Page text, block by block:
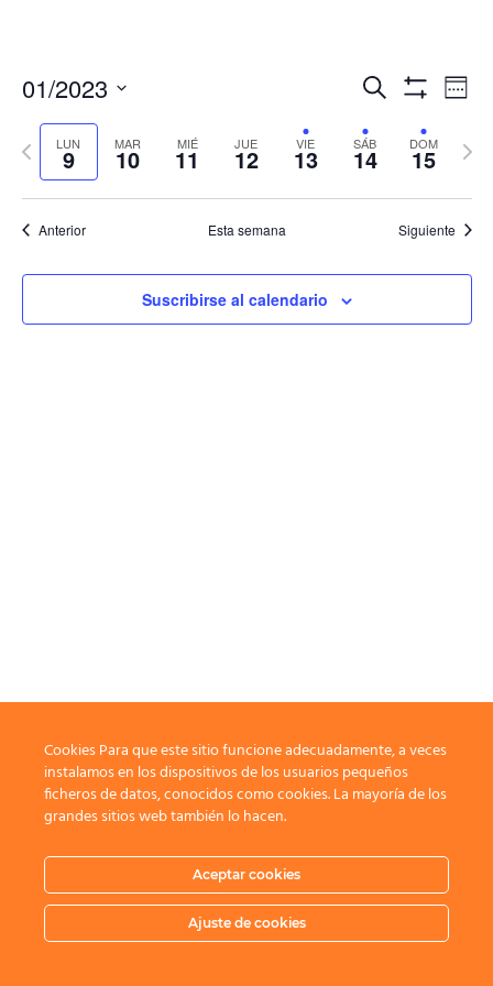
búsqueda
y
vistas
Buscar
de
de
01/2023
fecha.LUN
9 MAR
10 MIÉ
11 JUE
12 VIE
13 SÁB
14 DOM
15
Semana
anterior
Anterior Esta semana Siguiente
Suscribirse al calendario
Cookies Para que este sitio funcione adecuadamente, a veces
instalamos en los dispositivos de los usuarios pequeños
ficheros de datos, conocidos como cookies. La mayoría de los
grandes sitios web también lo hacen.
Aceptar cookies
Ajuste de cookies